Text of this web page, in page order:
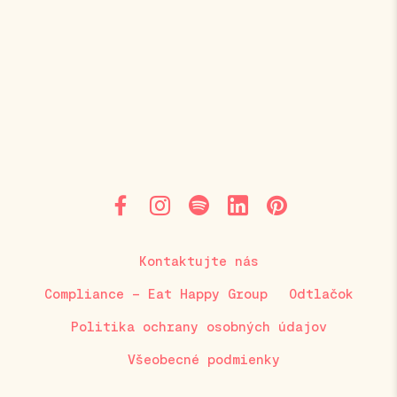
Kontaktujte nás
Compliance – Eat Happy Group Odtlačok
Politika ochrany osobných údajov
Všeobecné podmienky